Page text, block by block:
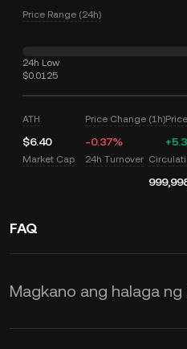
Price Range (24h)
24h Low
$0.0125
ATH
$6.40
Price Change (1h)
-0.37%
Market Cap 24h Turnover
FAQ
Magkano ang halaga
Nagbibigay ang